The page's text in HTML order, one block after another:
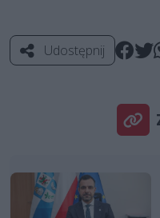
Udostępnij